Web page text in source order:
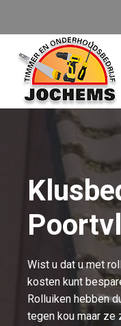
Wist u dat u met
kosten kunt
Rolluiken hebben
tegen kou maar ze